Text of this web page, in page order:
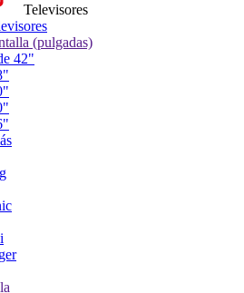
Televisores
(pulgadas)
42"